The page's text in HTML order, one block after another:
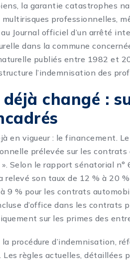
la garantie catastrophes
professionnelles,
Journal officiel d’un arrêté
dans la commune
publiés entre 1982 et
l’indemnisation des
déjà changé :
en vigueur : le financement.
prélevée sur les contrats
Selon le rapport sénatorial
relevé son taux de 12 % à 20
9 % pour les contrats
d’office dans les contrats
sur les primes des
procédure d’indemnisation,
Les règles actuelles, détaillées